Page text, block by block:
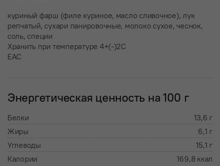
куриный фарш (филе куриное, масло сливочное), лук
репчатый, сухари панировочные, молоко сухое, чеснок,
соль, специи
Хранить при температуре 4+(-)2С
EAC
Энергетическая ценность на 100 г
Белки
13,6 г
Жиры
6,1 г
Углеводы
15,1 г
Калории
169,8 ккал